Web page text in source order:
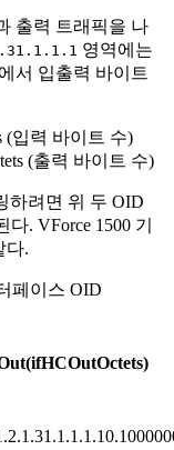
출력 트래픽을 나
영역에는
서 입출력 바이트
입력 바이트 수)
(출력 바이트 수)
하려면 위 두 OID
. VForce 1500 기
다.
페이스 OID